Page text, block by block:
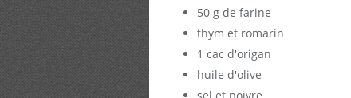
50 g de farine
thym et romarin
1 cac d'origan
huile d'olive